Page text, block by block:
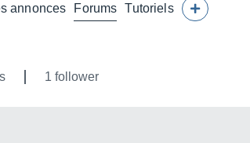
annonces Forums Tutoriels
1 follower